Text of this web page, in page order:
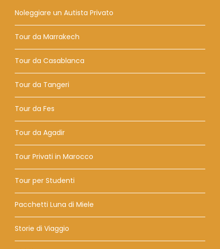
Noleggiare un Autista Privato
Tour da Marrakech
Tour da Casablanca
Tour da Tangeri
Tour da Fes
Tour da Agadir
Tour Privati ​​in Marocco
Tour per Studenti
Pacchetti Luna di Miele
Storie di Viaggio